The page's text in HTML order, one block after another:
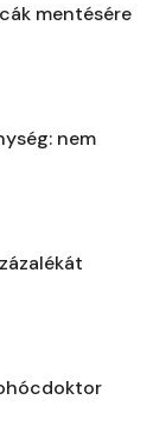
mentésére
nem